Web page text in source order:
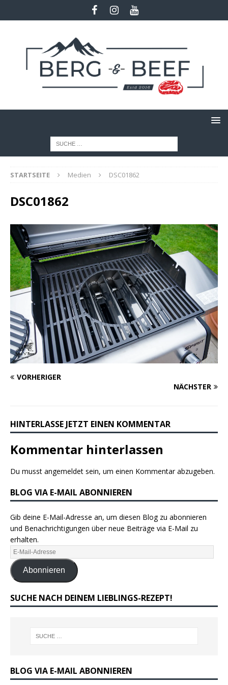
STARTSEITE Medien DSC01862
DSC01862
VORHERIGER
NÄCHSTER
HINTERLASSE JETZT EINEN KOMMENTAR
Kommentar hinterlassen
Du musst angemeldet sein, um einen Kommentar abzugeben.
BLOG VIA E-MAIL ABONNIEREN
Gib deine E-Mail-Adresse an, um diesen Blog zu abonnieren
und Benachrichtigungen über neue Beiträge via E-Mail zu
erhalten.
Abonnieren
SUCHE NACH DEINEM LIEBLINGS-REZEPT!
BLOG VIA E-MAIL ABONNIEREN